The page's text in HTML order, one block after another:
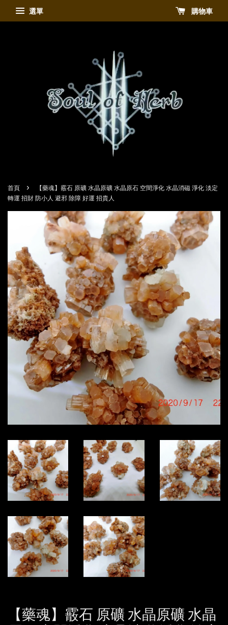
選單 購物車
首頁 ›
【藥魂】霰石 原礦 水晶原礦 水晶原石 空間淨化 水晶消磁 淨化 淡定
轉運 招財 防小人 避邪 除障 好運 招貴人
【藥魂】霰石 原礦 水晶原礦 水晶